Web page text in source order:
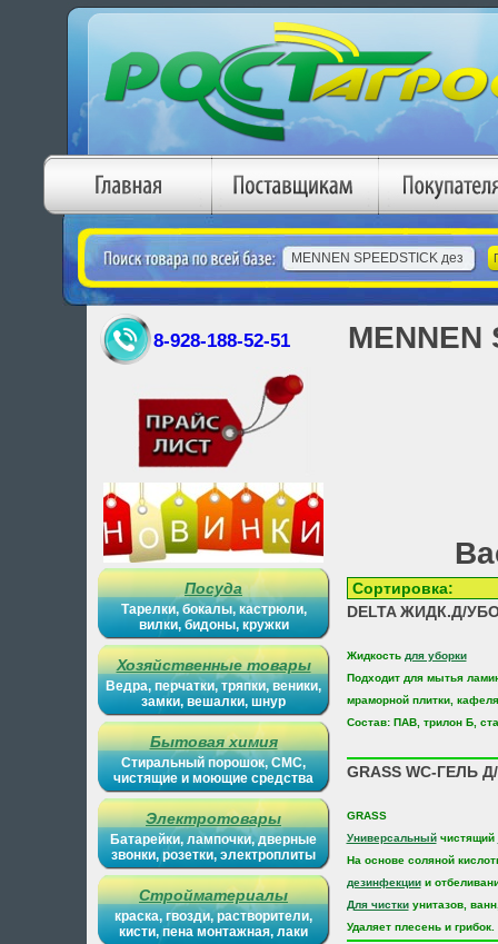
8-928-188-52-51
Посуда
Тарелки, бокалы, кастрюли,
вилки, бидоны, кружки
Хозяйственные товары
Ведра, перчатки, тряпки, веники,
замки, вешалки, шнур
Бытовая химия
Стиральный порошок, СМС,
чистящие и моющие средства
Электротовары
Батарейки, лампочки, дверные
звонки, розетки, электроплиты
Стройматериалы
краска, гвозди, растворители,
кисти, пена монтажная, лаки
MENNEN
DELTA ЖИДК.Д/
Жидкость для уборки
Подходит для мытья
мраморной плитки, кафеля
Состав: ПАВ, трилон Б,
GRASS WC-ГЕЛЬ
GRASS
Универсальныйчистящий
На основе соляной
дезинфекциии
Для чисткиунитазов,
Удаляет плесень и грибок.